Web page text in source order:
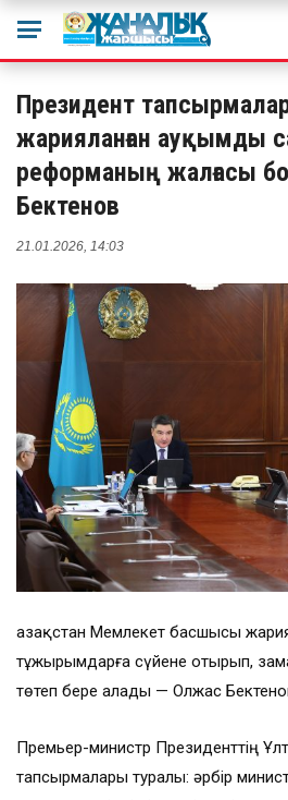
Президент
жарияланған ауқымды
реформаның жалғасы
Бектенов
21.01.2026, 14:03
Қазақстан Мемлекет басшысы
тұжырымдарға сүйене отырып,
төтеп бере алады — Олжас
Премьер-министр Президенттің
тапсырмалары туралы: әрбір